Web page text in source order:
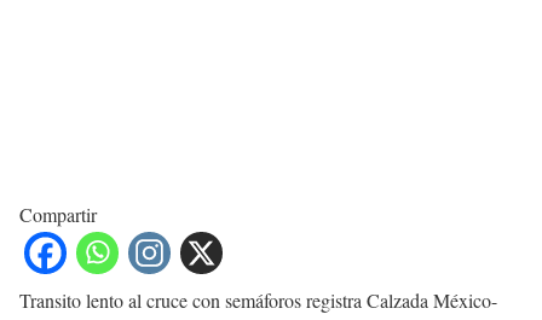
Compartir
Transito lento al cruce con semáforos registra Calzada México-